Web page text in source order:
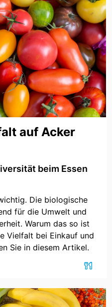
auf Acker
beim Essen
Die biologische
für die Umwelt und
Warum das so ist
Vielfalt bei Einkauf und
Sie in diesem Artikel.